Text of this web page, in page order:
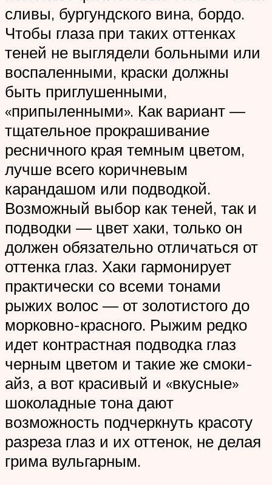
сливы, бургундского вина, бордо.
Чтобы глаза при таких оттенках
теней не выглядели больными или
воспаленными, краски должны
быть приглушенными,
«припыленными». Как вариант —
тщательное прокрашивание
ресничного края темным цветом,
лучше всего коричневым
карандашом или подводкой.
Возможный выбор как теней, так и
подводки — цвет хаки, только он
должен обязательно отличаться от
оттенка глаз. Хаки гармонирует
практически со всеми тонами
рыжих волос — от золотистого до
морковно-красного. Рыжим редко
идет контрастная подводка глаз
черным цветом и такие же смоки-
айз, а вот красивый и «вкусные»
шоколадные тона дают
возможность подчеркнуть красоту
разреза глаз и их оттенок, не делая
грима вульгарным.